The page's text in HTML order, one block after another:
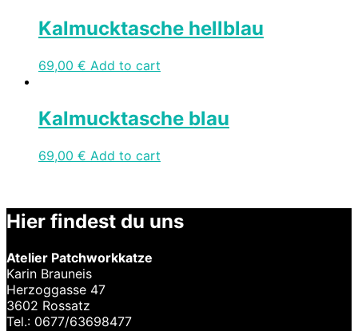
Kalmucktasche hellblau
69,00 € Add to cart
Kalmucktasche blau
69,00 € Add to cart
Hier findest du uns
Atelier Patchworkkatze
Karin Brauneis
Herzoggasse 47
3602 Rossatz
Tel.: 0677/63698477